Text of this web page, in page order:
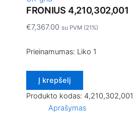
FRONIUS 4,210,302,001
€7,367.00 su PVM (21%)
Prieinamumas: Liko 1
Į krepšelį
Produkto kodas: 4,210,302,001
Aprašymas